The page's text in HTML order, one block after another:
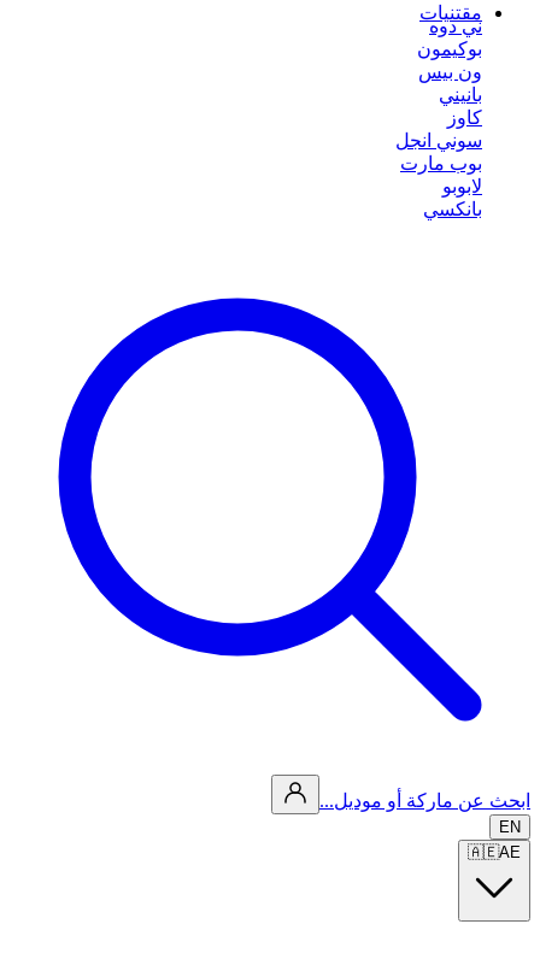
مقتنيات
ني دوه
بوكيمون
ون بيس
بانيني
كاوز
سوني انجل
بوب مارت
لابوبو
بانكسي
ابحث عن ماركة أو موديل...
EN
🇦🇪AE